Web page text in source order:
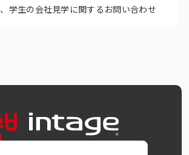
学生の会社見学に関するお問い合わせ